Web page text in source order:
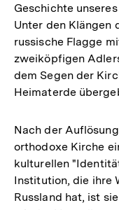
Geschichte
Unter den Klängen
russische Flagge
zweiköpfigen
dem Segen der
Heimaterde
Nach der
orthodoxe Kirche
kulturellen
Institution, die ihre
Russland hat, ist